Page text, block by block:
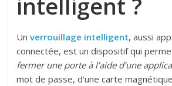
Unverrouillage intelligent, aussi
connectée, est un dispositif qui
fermer une porte à l’aide d’une
mot de passe, d’une carte